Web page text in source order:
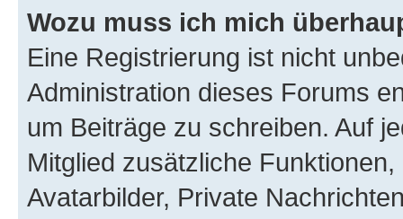
Wozu muss ich mich
Eine Registrierung ist nicht
Administration dieses Forums
um Beiträge zu schreiben. Auf
Mitglied zusätzliche
Avatarbilder, Private